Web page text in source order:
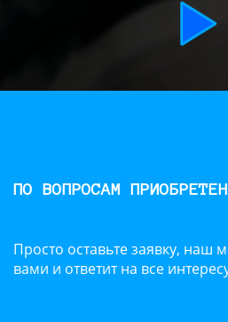
ПО ВОПРОСАМ
Просто оставьте заявку, наш
вами и ответит на все